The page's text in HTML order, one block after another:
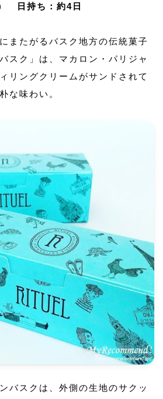
日持ち：約4日
またがるバスク地方の伝統菓子
スク」は、マカロン・パリジャ
リングクリームがサンドされて
な味わい。
バスクは、外側の生地のサクッ